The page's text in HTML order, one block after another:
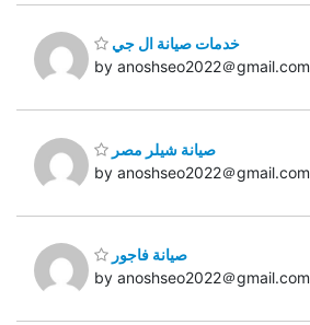
خدمات صيانة ال جي
by anoshseo2022＠gmail.com
صيانة شيلر مصر
by anoshseo2022＠gmail.com
صيانة فاجور
by anoshseo2022＠gmail.com